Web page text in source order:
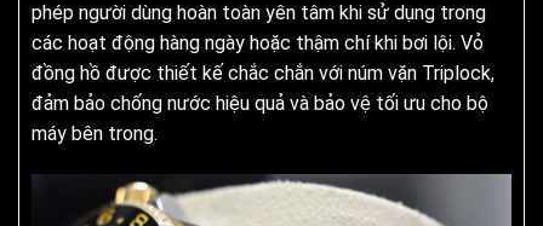
phép người dùng hoàn toàn yên tâm khi sử dụng trong
các hoạt động hàng ngày hoặc thậm chí khi bơi lội. Vỏ
đồng hồ được thiết kế chắc chắn với núm vặn Triplock,
đảm bảo chống nước hiệu quả và bảo vệ tối ưu cho bộ
máy bên trong.